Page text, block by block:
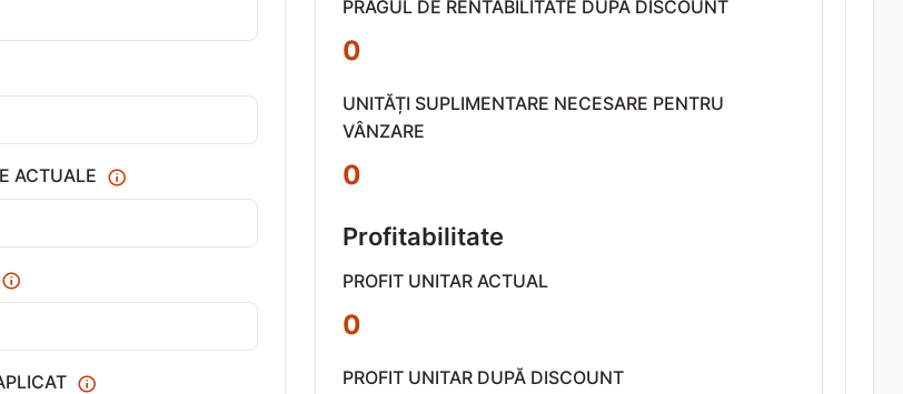
ACTUALE
PRAGUL DE RENTABILITATE DUPĂ DISCOUNT
0
UNITĂȚI SUPLIMENTARE NECESARE PENTRU
VÂNZARE
0
Profitabilitate
PROFIT UNITAR ACTUAL
0
PROFIT UNITAR DUPĂ DISCOUNT